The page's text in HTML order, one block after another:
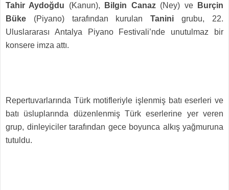
Tahir Aydoğdu (Kanun), Bilgin Canaz(Ney) ve
Burçin
Büke (Piyano) tarafından kurulanTaninigrubu, 22.
Uluslararası Antalya Piyano Festivali’nde unutulmaz bir
konsere imza attı.
Repertuvarlarında Türk motifleriyle işlenmiş batı eserleri ve
batı üsluplarında düzenlenmiş Türk eserlerine yer veren
grup, dinleyiciler tarafından gece boyunca alkış yağmuruna
tutuldu.